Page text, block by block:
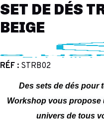
SET DE DÉS
BEIGE
RÉF : STRB02
Des sets de dés pour
Workshop vous propose
univers de tous